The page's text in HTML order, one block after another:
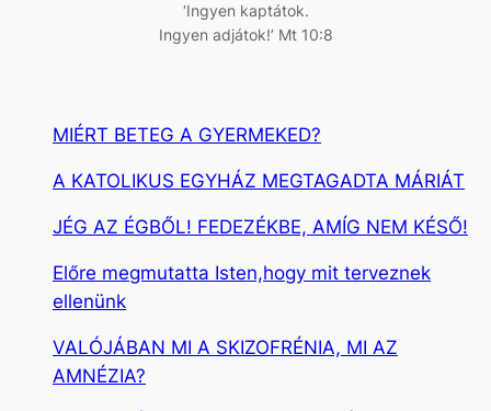
‘Ingyen kaptátok.
Ingyen adjátok!’ Mt 10:8
MIÉRT BETEG A GYERMEKED?
A KATOLIKUS EGYHÁZ MEGTAGADTA MÁRIÁT
JÉG AZ ÉGBŐL! FEDEZÉKBE, AMÍG NEM KÉSŐ!
Előre megmutatta Isten,hogy mit terveznek
ellenünk
VALÓJÁBAN MI A SKIZOFRÉNIA, MI AZ
AMNÉZIA?